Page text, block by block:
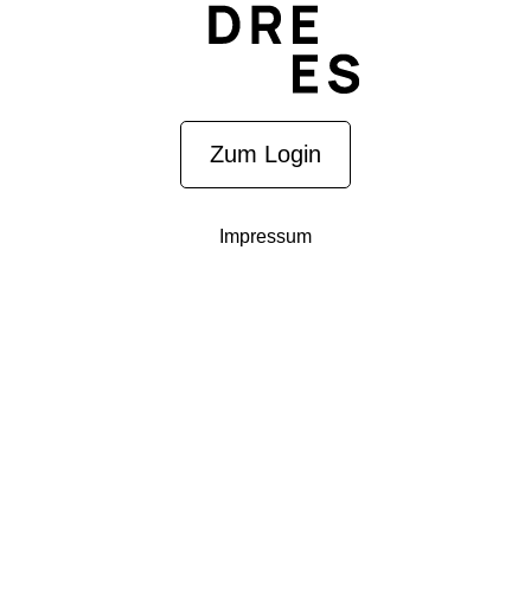
Zum Login
Impressum